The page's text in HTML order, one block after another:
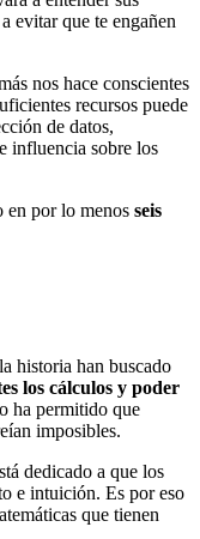
evitar que te engañen
nos hace conscientes
recursos puede
de datos,
influencia sobre los
en por lo menos seis
historia han buscado
los cálculos y poder
ha permitido que
imposibles.
dedicado a que los
e intuición. Es por eso
que tienen